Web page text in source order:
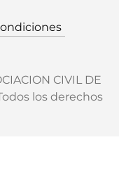
CIVIL DE
los derechos